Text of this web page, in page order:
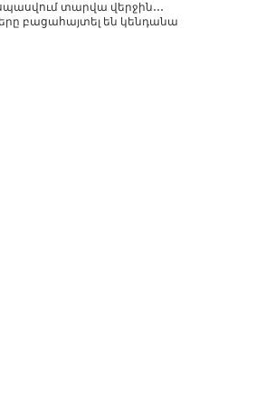
տարվա վերջին․․․
բացահայտել են կենդանա